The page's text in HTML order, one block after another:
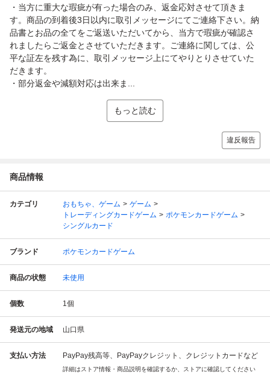
・当方に重大な瑕疵が有った場合のみ、返金応対させて頂きま
す。商品の到着後3日以内に取引メッセージにてご連絡下さい。納
品書とお品の全てをご返送いただいてから、当方で瑕疵が確認さ
れましたらご返金とさせていただきます。ご連絡に関しては、公
平な証左を残す為に、取引メッセージ上にてやりとりさせていた
だきます。
・部分返金や減額対応は出来ま...
もっと読む
違反報告
商品情報
カテゴリ おもちゃ、ゲーム
ゲーム
トレーディングカードゲーム
ポケモンカードゲーム
シングルカード
ブランド ポケモンカードゲーム
商品の状態 未使用
個数 1個
発送元の地域 山口県
支払い方法 PayPay残高等、PayPayクレジット、クレジットカードなど
詳細はストア情報・商品説明を確認するか、ストアに確認してください